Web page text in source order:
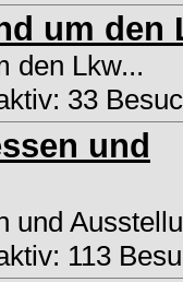
um den
den Lkw...
33
und
und
113